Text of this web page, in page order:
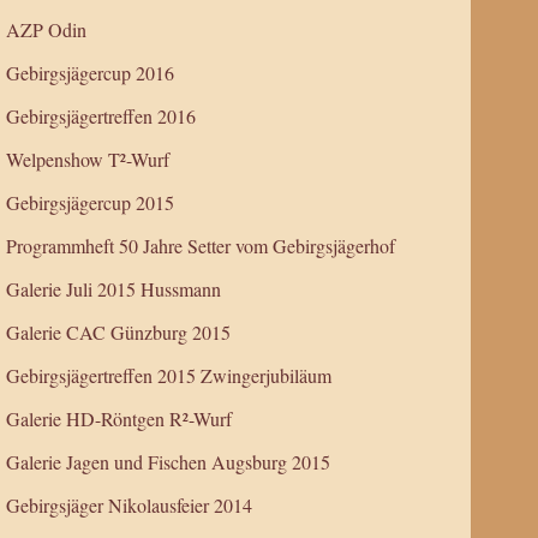
AZP Odin
Gebirgsjägercup 2016
Gebirgsjägertreffen 2016
Welpenshow T²-Wurf
Gebirgsjägercup 2015
Programmheft 50 Jahre Setter vom Gebirgsjägerhof
Galerie Juli 2015 Hussmann
Galerie CAC Günzburg 2015
Gebirgsjägertreffen 2015 Zwingerjubiläum
Galerie HD-Röntgen R²-Wurf
Galerie Jagen und Fischen Augsburg 2015
Gebirgsjäger Nikolausfeier 2014